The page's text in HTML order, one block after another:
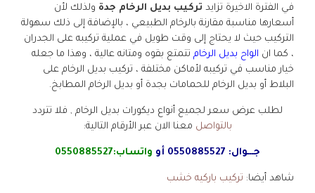
في الفترة الاخيرة تزايد تركيب بديل الرخام جدة ولذلك لأن
أسعارها مناسبة مقارنة بالرخام الطبيعي ، بالإضافة إلى ذلك سهولة
التركيب حيث لا يحتاج إلى وقت طويل في عملية تركيبه على الجدران
، كما ان الواح بديل الرخام تتمتع بقوه ومتانه عالية ، وهذا ما جعله
خيار مناسب في تركيبه لأماكن مختلفة ، تركيب بديل الرخام على
البلاط أو بديل الرخام للحمامات بجدة أو بديل الرخام المطابخ.
لطلب عرض سعر لجميع أنواع ديكورات بديل الرخام , فلا تتردد
بالتواصل معنا الان عبر الأرقام التالية:
جـــوال: 0550885527 أو واتساب:0550885527
شاهد أيضا: تركيب باركيه خشب